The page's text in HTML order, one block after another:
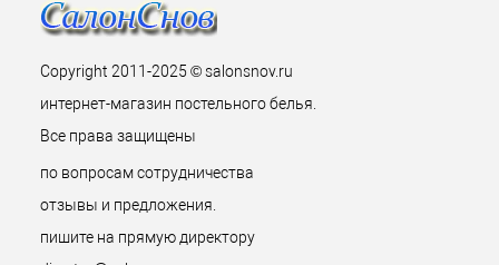
Copyright 2011-2025 © salonsnov.ru
интернет-магазин постельного белья.
Все права защищены
по вопросам сотрудничества
отзывы и предложения.
пишите на прямую директору